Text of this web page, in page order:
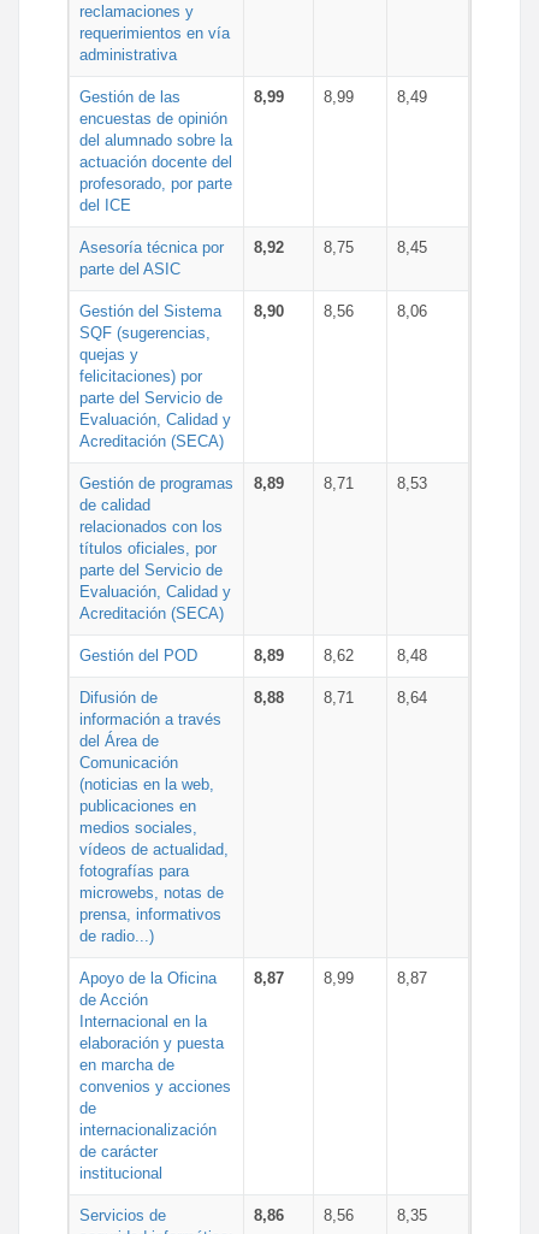
reclamaciones y
requerimientos en vía
administrativa
Gestión de las
encuestas de opinión
del alumnado sobre la
actuación docente del
profesorado, por parte
del ICE
8,99 8,99 8,49
Asesoría técnica por
parte del ASIC
8,92 8,75 8,45
Gestión del Sistema
SQF (sugerencias,
quejas y
felicitaciones) por
parte del Servicio de
Evaluación, Calidad y
Acreditación (SECA)
8,90 8,56 8,06
Gestión de programas
de calidad
relacionados con los
títulos oficiales, por
parte del Servicio de
Evaluación, Calidad y
Acreditación (SECA)
8,89 8,71 8,53
Gestión del POD 8,89 8,62 8,48
Difusión de
información a través
del Área de
Comunicación
(noticias en la web,
publicaciones en
medios sociales,
vídeos de actualidad,
fotografías para
microwebs, notas de
prensa, informativos
de radio...)
8,88 8,71 8,64
Apoyo de la Oficina
de Acción
Internacional en la
elaboración y puesta
en marcha de
convenios y acciones
de
internacionalización
de carácter
institucional
8,87 8,99 8,87
Servicios de
8,86 8,56 8,35